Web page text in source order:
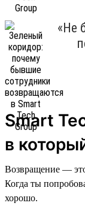
«Не
Smart
в
Возвращение —
Когда ты
хорошо.